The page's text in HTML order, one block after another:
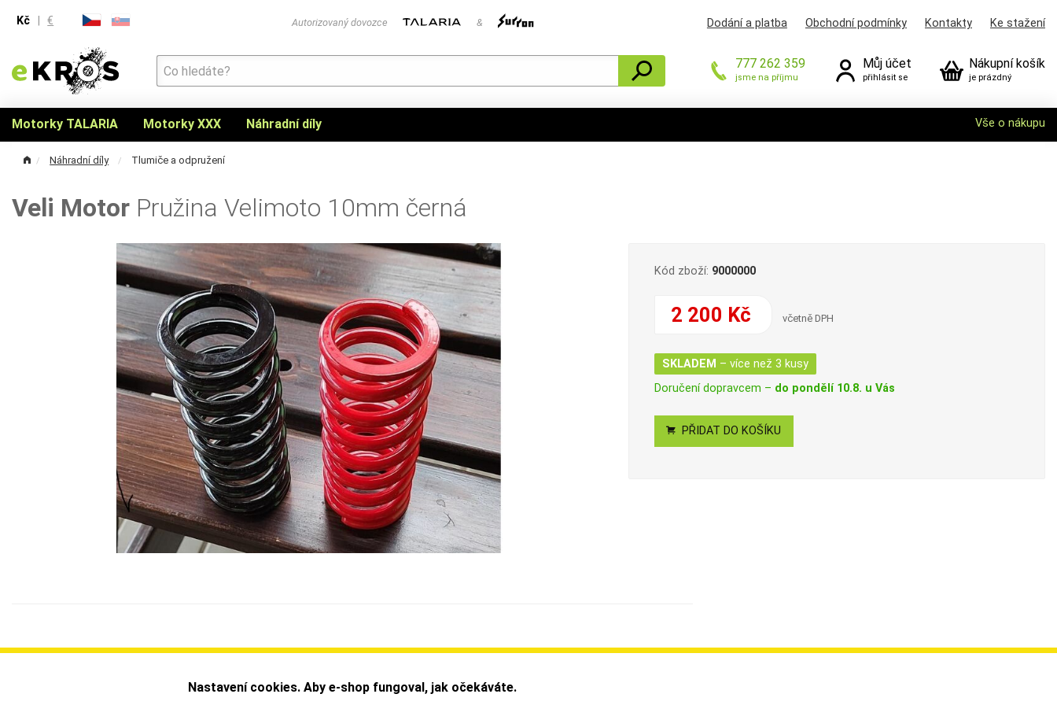
Kč € Autorizovaný dovozce & Dodání a platba Obchodní podmínky Kontakty Ke stažení
777 262 359
jsme na příjmu
Můj účet
přihlásit se
Nákupní košík
je prázdný
Motorky TALARIA Motorky XXX Náhradní díly Vše o nákupu
Náhradní díly Tlumiče a odpružení
Veli Motor Pružina Velimoto 10mm černá
Kód zboží: 9000000
2 200 Kč včetně DPH
SKLADEM – více než 3 kusy
Doručení dopravcem – do pondělí 10.8. u Vás
PŘIDAT DO KOŠÍKU
Nastavení cookies. Aby e-shop fungoval, jak očekáváte.